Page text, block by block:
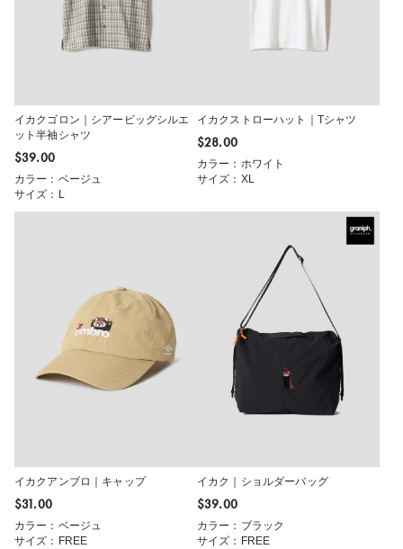
イカクゴロン｜シアービッグシルエ
ット半袖シャツ
$‌39.00
カラー：ベージュ
サイズ：L
イカクストローハット｜Tシャツ
$‌28.00
カラー：ホワイト
サイズ：XL
イカクアンブロ｜キャップ
$‌31.00
カラー：ベージュ
サイズ：FREE
イカク｜ショルダーバッグ
$‌39.00
カラー：ブラック
サイズ：FREE